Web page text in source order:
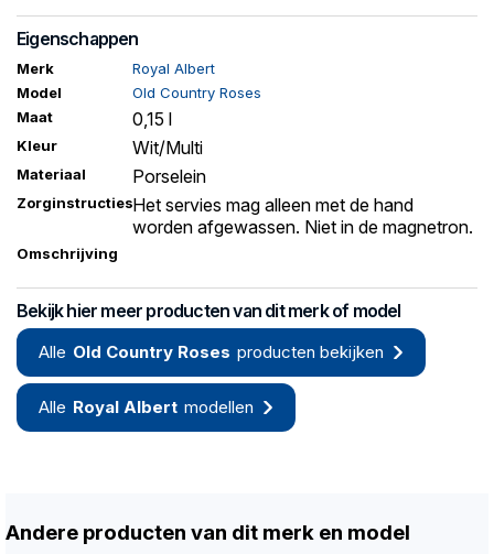
Eigenschappen
Merk
Royal Albert
Model
Old Country Roses
Maat
0,15 l
Kleur Wit/Multi
Materiaal Porselein
ZorginstructiesHet servies mag alleen met de hand
worden afgewassen. Niet in de magnetron.
Omschrijving
Bekijk hier meer producten van dit merk of model
Alle Old Country Roses producten bekijken
Alle Royal Albert modellen
Andere producten van dit merk en model